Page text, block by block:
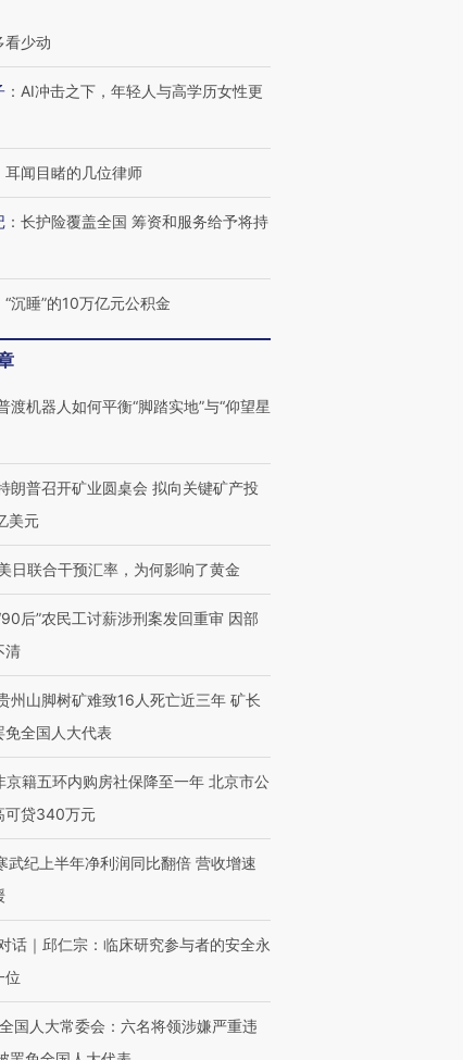
”接产
看少动
： AI冲击之下，年轻人与高学历女性更
耳闻目睹的几位律师
： 长护险覆盖全国 筹资和服务给予将持
“沉睡”的10万亿元公积金
渡机器人如何平衡“脚踏实地”与“仰望星
朗普召开矿业圆桌会 拟向关键矿产投
美元
日联合干预汇率，为何影响了黄金
后”农民工讨薪涉刑案发回重审 因部
清
州山脚树矿难致16人死亡近三年 矿长
免全国人大代表
京籍五环内购房社保降至一年 北京市公
可贷340万元
武纪上半年净利润同比翻倍 营收增速
话｜邱仁宗：临床研究参与者的安全永
位
全国人大常委会：六名将领涉嫌严重违